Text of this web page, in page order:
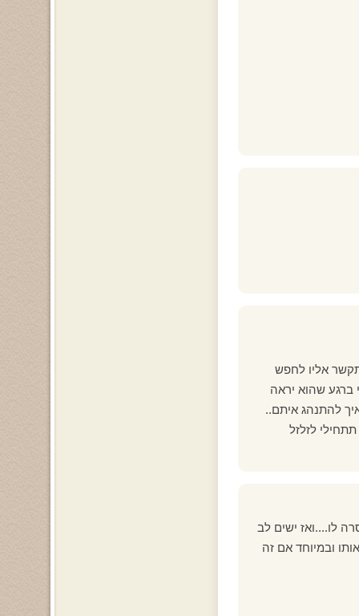
אליו לחפש
ברגע שהוא יראה
לזלזל
לו....ואז ישים לב
ובמיוחד אם זה